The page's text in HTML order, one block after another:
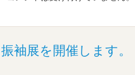
振袖展を開催します。